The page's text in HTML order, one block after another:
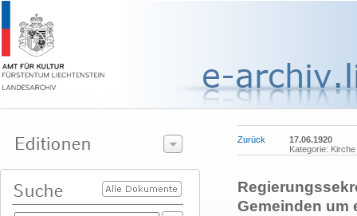
Zurück
17.06.1920
Kategorie:
Gemeinden um